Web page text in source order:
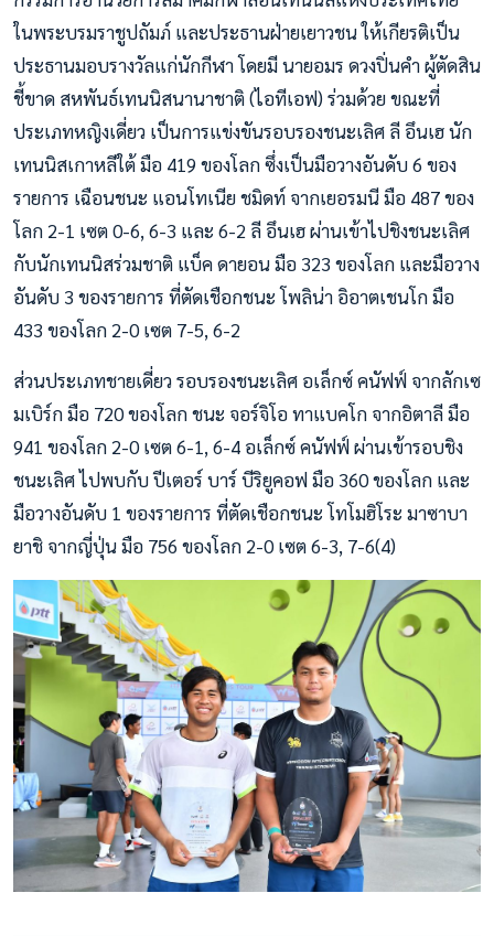
ในพระบรมราชูปถัมภ์ และประธานฝ่ายเยาวชน ให้เกียรติเป็น
ประธานมอบรางวัลแก่นักกีฬา โดยมี นายอมร ดวงปิ่นคำ ผู้ตัดสิน
ชี้ขาด สหพันธ์เทนนิสนานาชาติ (ไอทีเอฟ) ร่วมด้วย ขณะที่
ประเภทหญิงเดี่ยว เป็นการแข่งขันรอบรองชนะเลิศ ลี อึนเฮ นัก
เทนนิสเกาหลีใต้ มือ 419 ของโลก ซึ่งเป็นมือวางอันดับ 6 ของ
รายการ เฉือนชนะ แอนโทเนีย ชมิดท์ จากเยอรมนี มือ 487 ของ
โลก 2-1 เซต 0-6, 6-3 และ 6-2 ลี อึนเฮ ผ่านเข้าไปชิงชนะเลิศ
กับนักเทนนิสร่วมชาติ แบ็ค ดายอน มือ 323 ของโลก และมือวาง
อันดับ 3 ของรายการ ที่ตัดเชือกชนะ โพลิน่า อิอาตเชนโก มือ
433 ของโลก 2-0 เซต 7-5, 6-2
ส่วนประเภทชายเดี่ยว รอบรองชนะเลิศ อเล็กซ์ คนัฟฟ์ จากลักเซ
มเบิร์ก มือ 720 ของโลก ชนะ จอร์จิโอ ทาแบคโก จากอิตาลี มือ
941 ของโลก 2-0 เซต 6-1, 6-4 อเล็กซ์ คนัฟฟ์ ผ่านเข้ารอบชิง
ชนะเลิศ ไปพบกับ ปีเตอร์ บาร์ บีริยูคอฟ มือ 360 ของโลก และ
มือวางอันดับ 1 ของรายการ ที่ตัดเชือกชนะ โทโมฮิโระ มาซาบา
ยาชิ จากญี่ปุ่น มือ 756 ของโลก 2-0 เซต 6-3, 7-6(4)